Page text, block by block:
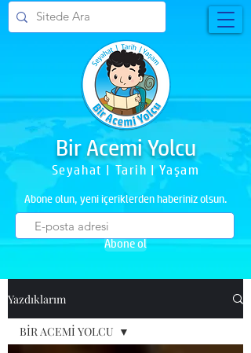
Bir Acemi Yolcu
Seyahat | Tarih | Yaşam
Abone olun, yeni içeriklerden haberiniz olsun.
Abone ol
Yazdıklarım
BİR ACEMİ YOLCU